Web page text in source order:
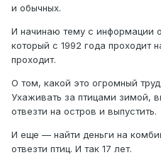
и обычных.
И начинаю тему с информации
который с 1992 года проходит
проходит.
О том, какой это огромный
Ухаживать за птицами зимой,
отвезти на остров и выпустить.
И еще — найти деньги на
отвезти птиц. И так 17 лет.